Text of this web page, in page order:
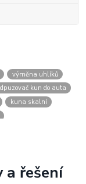
výměna uhlíků
kun do auta
kuna skalní
ve střeše
a řešení